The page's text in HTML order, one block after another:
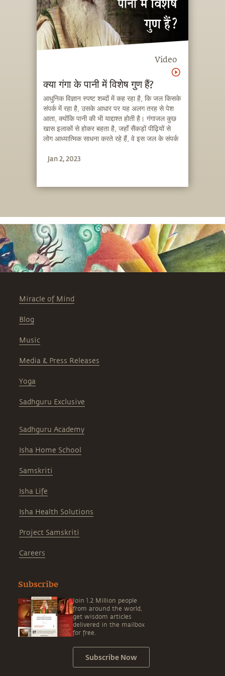
Video
क्या गंगा के पानी में विशेष गुण हैं?
आधुनिक विज्ञान स्पष्ट शब्दों में कह रहा है, कि जल किसके
संपर्क में रहा है, उसके आधार पर यह अलग तरह से पेश
आता, क्योंकि पानी की भी याद्दाश्त होती है। गंगाजल कुछ
खास इलाकों से होकर बहता है, जहाँ सैंकड़ों पीढ़ियों से
लोग आध्यात्मिक साधना करते रहे हैं, वे इस जल के संपर्क
लेकिन आज आप जो पानी पी रहे हैं, उसे दो-तीन जगहों पर
Jan 2, 2023
Miracle of Mind
Blog
Music
Media & Press Releases
Yoga
Sadhguru Exclusive
Sadhguru Academy
Isha Home School
Samskriti
Isha Life
Isha Health Solutions
Project Samskriti
Careers
Subscribe
Join 1.2 Million people
from around the world,
get wisdom articles
delivered in the mailbox
for free.
Subscribe Now